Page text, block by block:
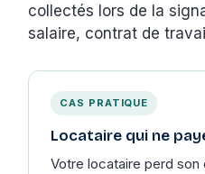
collectés lors de la
salaire, contrat de
CAS PRATIQUE
Locataire qui ne
Votre locataire perd